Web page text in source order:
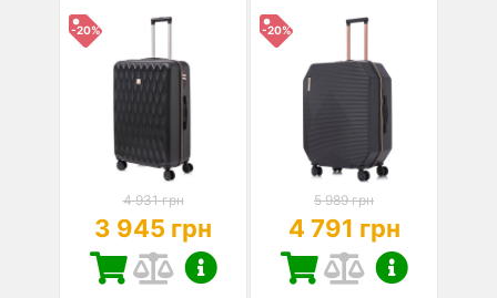
-20%
4 931 грн
3 945 грн
-20%
5 989 грн
4 791 грн